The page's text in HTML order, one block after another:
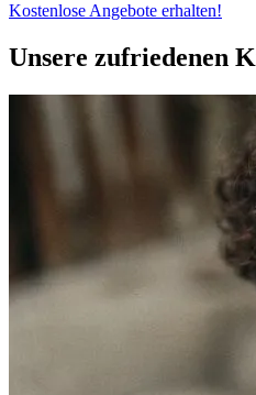
Kostenlose Angebote erhalten!
Unsere zufriedenen